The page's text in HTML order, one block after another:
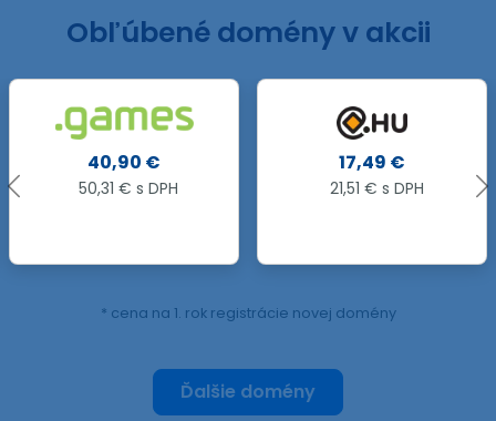
Obľúbené domény v akcii
17,49 €
21,51 € s DPH
.IT
11,99 €
14,75 € s DPH
* cena na 1. rok registrácie novej domény
Ďalšie domény